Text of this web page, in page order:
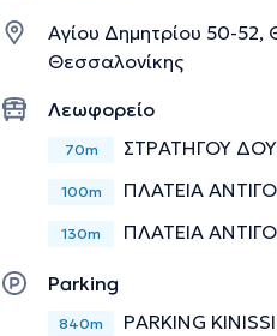
Αγίου Δημητρίου 50-
Θεσσαλονίκης
Λεωφορείο
70m ΣΤΡΑΤΗΓΟΥ
100m ΠΛΑΤΕΙΑ
130m ΠΛΑΤΕΙΑ
Parking
840m PARKING KINISSI